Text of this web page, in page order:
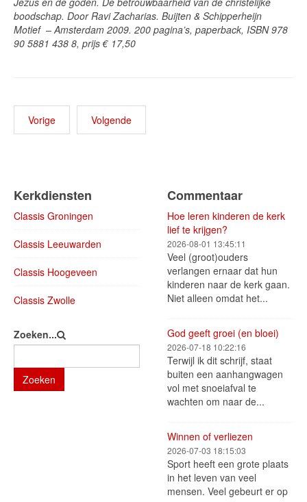
boodschap. Door Ravi Zacharias. Buijten & Schipperheijn
Motief – Amsterdam 2009. 200 pagina’s, paperback, ISBN 978
90 5881 438 8, prijs € 17,50
Vorige Volgende
Kerkdiensten
Classis Groningen
Classis Leeuwarden
Classis Hoogeveen
Classis Zwolle
Zoeken...
Zoeken
Commentaar
Hoe leren kinderen de kerk
lief te krijgen?
2026-08-01 13:45:11
Veel (groot)ouders
verlangen ernaar dat hun
kinderen naar de kerk gaan.
Niet alleen omdat het...
God geeft groei (en bloei)
2026-07-18 10:22:16
Terwijl ik dit schrijf, staat
buiten een aanhangwagen
vol met snoeiafval te
wachten om naar de...
Winnen of verliezen
2026-07-03 18:15:03
Sport heeft een grote plaats
in het leven van veel
mensen. Veel gebeurt er op